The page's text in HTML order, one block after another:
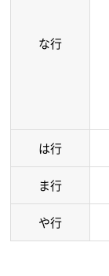
な行
は行
ま行
や行